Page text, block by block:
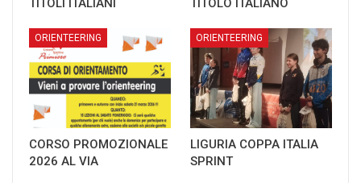
TITOLI ITALIANI
TITOLO ITALIANO
ORIENTEERING
CORSO PROMOZIONALE
2026 AL VIA
ORIENTEERING
LIGURIA COPPA ITALIA
SPRINT